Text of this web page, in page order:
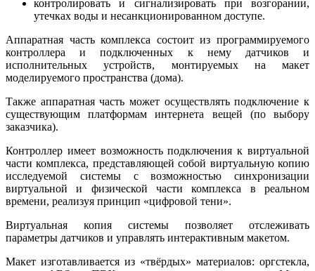
контролировать и сигнализировать при возгорании,
утечках воды и несанкционированном доступе.
Аппаратная часть комплекса состоит из программируемого
контроллера и подключенных к нему датчиков и
исполнительных устройств, монтируемых на макет
моделируемого пространства (дома).
Также аппаратная часть может осуществлять подключение к
существующим платформам интернета вещей (по выбору
заказчика).
Контроллер имеет возможность подключения к виртуальной
части комплекса, представляющей собой виртуальную копию
исследуемой системы с возможностью синхронизации
виртуальной и физической части комплекса в реальном
времени, реализуя принцип «цифровой тени».
Виртуальная копия системы позволяет отслеживать
параметры датчиков и управлять интерактивным макетом.
Макет изготавливается из «твёрдых» материалов: оргстекла,